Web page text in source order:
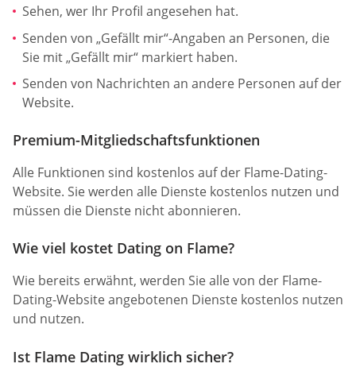
Sehen, wer Ihr Profil angesehen hat.
Senden von „Gefällt mir“-Angaben an Personen, die
Sie mit „Gefällt mir“ markiert haben.
Senden von Nachrichten an andere Personen auf der
Website.
Premium-Mitgliedschaftsfunktionen
Alle Funktionen sind kostenlos auf der Flame-Dating-
Website. Sie werden alle Dienste kostenlos nutzen und
müssen die Dienste nicht abonnieren.
Wie viel kostet Dating on Flame?
Wie bereits erwähnt, werden Sie alle von der Flame-
Dating-Website angebotenen Dienste kostenlos nutzen
und nutzen.
Ist Flame Dating wirklich sicher?